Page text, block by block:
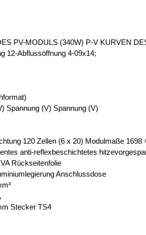
PV-MODULS (340W) P-V KURVEN
12-Abflussöffnung 4-09x14;
Spannung (V) Spannung (V)
120 Zellen (6 x 20) Modulmaße
anti-reflexbeschichtetes
Rückseitenfolie
Anschlussdose
Stecker TS4